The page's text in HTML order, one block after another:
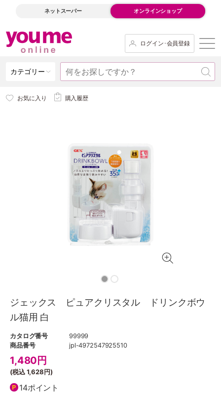
ネットスーパー オンラインショップ
ログイン･会員登録
カテゴリー
お気に入り 購入履歴
ジェックス ピュアクリスタル ドリンクボウ
ル猫用 白
カタログ番号
99999
商品番号
jpl-4972547925510
1,480 円
(税込1,628円)
14ポイント